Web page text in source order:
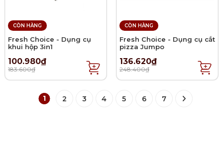
CÒN HÀNG
Fresh Choice - Dụng cụ
khui hộp 3in1
100.980₫
183.600₫
CÒN HÀNG
Fresh Choice - Dụng cụ cắt
pizza Jumpo
136.620₫
248.400₫
1 2 3 4 5 6 7